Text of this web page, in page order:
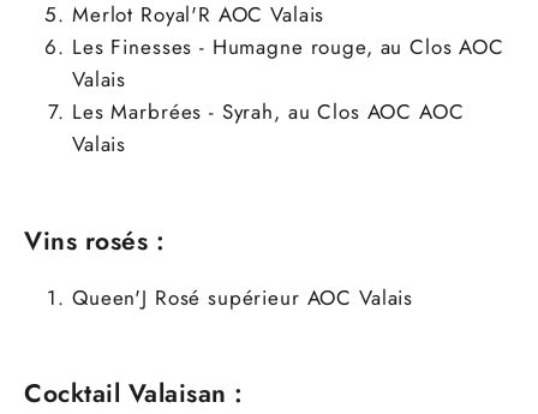
Merlot Royal'R AOC Valais
Les Finesses - Humagne rouge, au Clos AOC
Valais
Les Marbrées - Syrah, au Clos AOC AOC
Valais
Vins rosés :
Queen'J Rosé supérieur AOC Valais
Cocktail Valaisan :